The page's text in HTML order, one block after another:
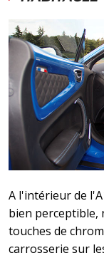
A l'intérieur de
bien perceptible,
touches de
carrosserie sur